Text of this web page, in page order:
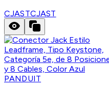
CJASTCJAST
PANDUIT